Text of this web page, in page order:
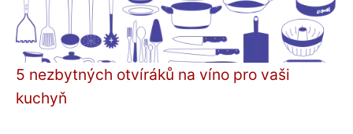
5 nezbytných otvíráků na víno pro vaši
kuchyň